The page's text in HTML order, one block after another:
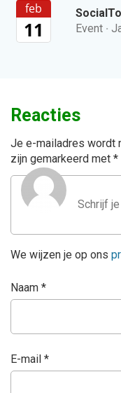
feb
11
Event ·
Reacties
Je e-mailadres wordt
zijn gemarkeerd met *
We wijzen je op ons
Naam *
E-mail *